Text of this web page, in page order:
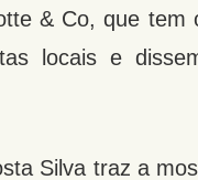
& Co, que tem
locais e
Silva traz a